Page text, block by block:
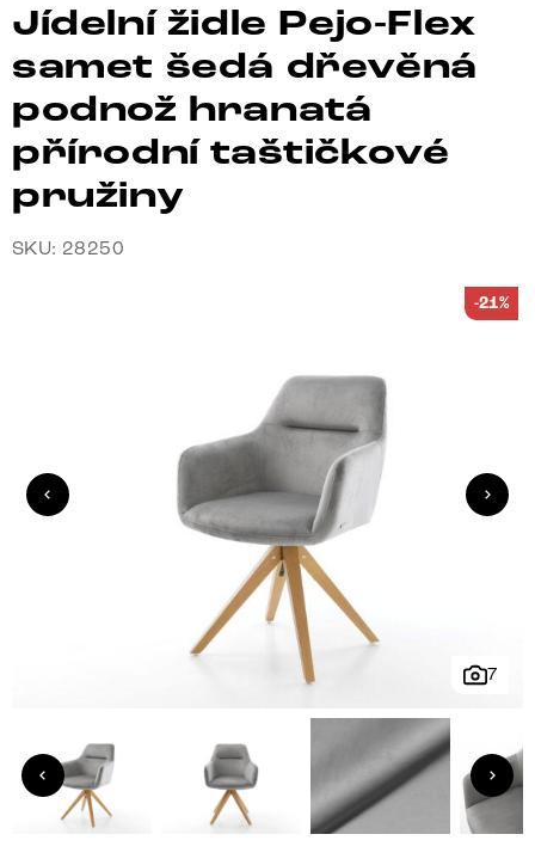
Jídelní židle Pejo-Flex
samet šedá dřevěná
podnož hranatá
přírodní taštičkové
pružiny
SKU: 28250
7
-21%